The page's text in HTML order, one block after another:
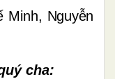
Minh, Nguyễn
cha: